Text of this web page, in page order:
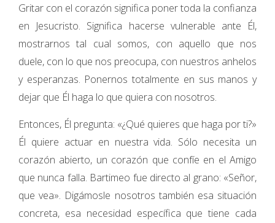
Gritar con el corazón significa poner toda la confianza
en Jesucristo. Significa hacerse vulnerable ante Él,
mostrarnos tal cual somos, con aquello que nos
duele, con lo que nos preocupa, con nuestros anhelos
y esperanzas. Ponernos totalmente en sus manos y
dejar que Él haga lo que quiera con nosotros.
Entonces, Él pregunta: «¿Qué quieres que haga por ti?»
Él quiere actuar en nuestra vida. Sólo necesita un
corazón abierto, un corazón que confíe en el Amigo
que nunca falla. Bartimeo fue directo al grano: «Señor,
que vea». Digámosle nosotros también esa situación
concreta, esa necesidad específica que tiene cada